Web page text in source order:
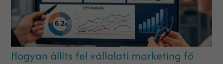
Hogyan állíts fel vállalati marketing fő